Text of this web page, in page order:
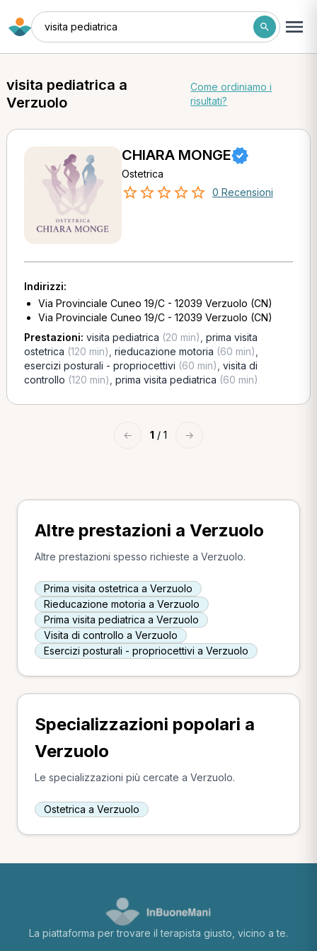
visita pediatrica
visita pediatrica a
Verzuolo
Come ordiniamo i
risultati?
CHIARA MONGE
Ostetrica
0 Recensioni
Indirizzi:
Via Provinciale Cuneo 19/C - 12039 Verzuolo (CN)
Via Provinciale Cuneo 19/C - 12039 Verzuolo (CN)
Prestazioni: visita pediatrica (20 min) prima visita
ostetrica (120 min) rieducazione motoria (60 min)
esercizi posturali - propriocettivi (60 min) visita di
controllo (120 min) prima visita pediatrica (60 min)
← 1 / 1 →
Altre prestazioni a Verzuolo
Altre prestazioni spesso richieste a Verzuolo.
Prima visita ostetrica a Verzuolo
Rieducazione motoria a Verzuolo
Prima visita pediatrica a Verzuolo
Visita di controllo a Verzuolo
Esercizi posturali - propriocettivi a Verzuolo
Specializzazioni popolari a
Verzuolo
Le specializzazioni più cercate a Verzuolo.
Ostetrica a Verzuolo
La piattaforma per trovare il terapista giusto, vicino a te.